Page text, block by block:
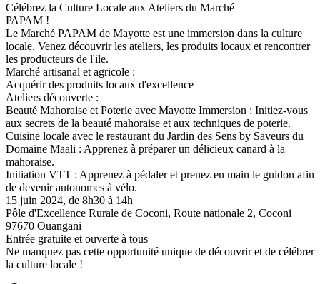
Célébrez la Culture Locale aux Ateliers du Marché
РАРАМ !
Le Marché PAPAM de Mayotte est une immersion dans la culture
locale. Venez découvrir les ateliers, les produits locaux et rencontrer
les producteurs de l'ile.
Marché artisanal et agricole :
Acquérir des produits locaux d'excellence
Ateliers découverte :
Beauté Mahoraise et Poterie avec Mayotte Immersion : Initiez-vous
aux secrets de la beauté mahoraise et aux techniques de poterie.
Cuisine locale avec le restaurant du Jardin des Sens by Saveurs du
Domaine Maali : Apprenez à préparer un délicieux canard à la
mahoraise.
Initiation VTT : Apprenez à pédaler et prenez en main le guidon afin
de devenir autonomes à vélo.
15 juin 2024, de 8h30 à 14h
Pôle d'Excellence Rurale de Coconi, Route nationale 2, Coconi
97670 Ouangani
Entrée gratuite et ouverte à tous
Ne manquez pas cette opportunité unique de découvrir et de célébrer
la culture locale !